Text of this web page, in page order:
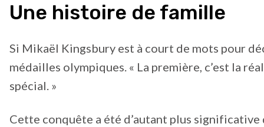
Une histoire de famille
Si Mikaël Kingsbury est à court de mots pour
médailles olympiques. « La première, c’est la
spécial. »
Cette conquête a été d’autant plus significative